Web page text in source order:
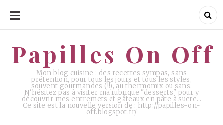
ALLER
CONTENU
Papilles On Off
Mon blog cuisine : des recettes sympas, sans
prétention, pour tous les jours et tous les styles,
souvent gourmandes (!!), au thermomix ou sans.
N'hésitez pas à visiter ma rubrique "desserts" pour y
découvrir mes entremets et gâteaux en pâte à sucre…
Ce site est la nouvelle version de : http://papilles-on-
off.blogspot.fr/
Papilles On Off